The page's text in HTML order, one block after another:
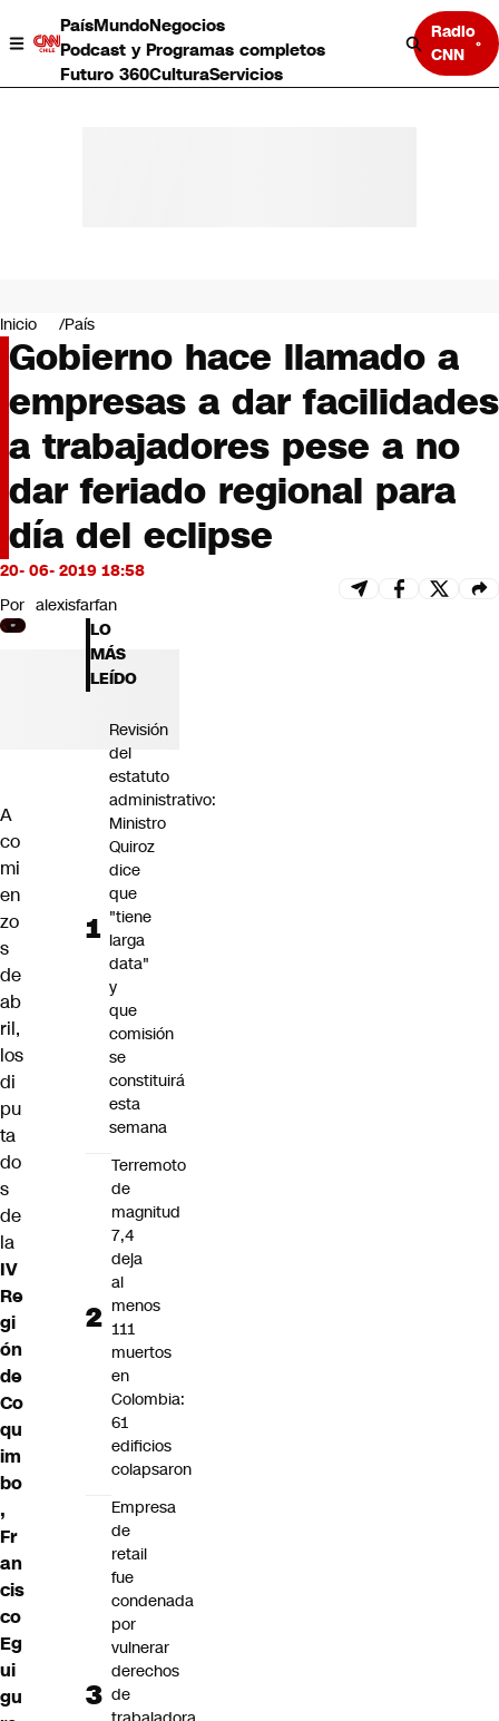
PaísMundoNegocios
Podcast y Programas completos
Futuro 360CulturaServicios
Radio
CNN
Negocios
Deportes
Programas completos
Cultura
Servicios
Bits
CNN tiempo
Futuro 360
Opinión
Inicio País
Gobierno hace llamado a
empresas a dar facilidades
a trabajadores pese a no
dar feriado regional para
día del eclipse
20- 06- 2019 18:58
Por alexisfarfan
A
co
mi
en
zo
s
de
ab
ril,
los
di
pu
ta
do
s
de
la
IV
Re
gi
ón
de
Co
qu
im
bo
,
Fr
an
cis
co
Eg
ui
gu
LO
MÁS
LEÍDO
Revisión
del
estatuto
administrativo:
Ministro
Quiroz
dice
que
"tiene
larga
data"
y
que
comisión
se
constituirá
esta
semana
Terremoto
de
magnitud
7,4
deja
al
menos
111
muertos
en
Colombia:
61
edificios
colapsaron
Empresa
de
retail
fue
condenada
por
vulnerar
derechos
de